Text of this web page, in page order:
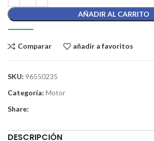
AÑADIR AL CARRITO
Comparar añadir a favoritos
SKU: 96550235
Categoría: Motor
Share:
DESCRIPCIÓN